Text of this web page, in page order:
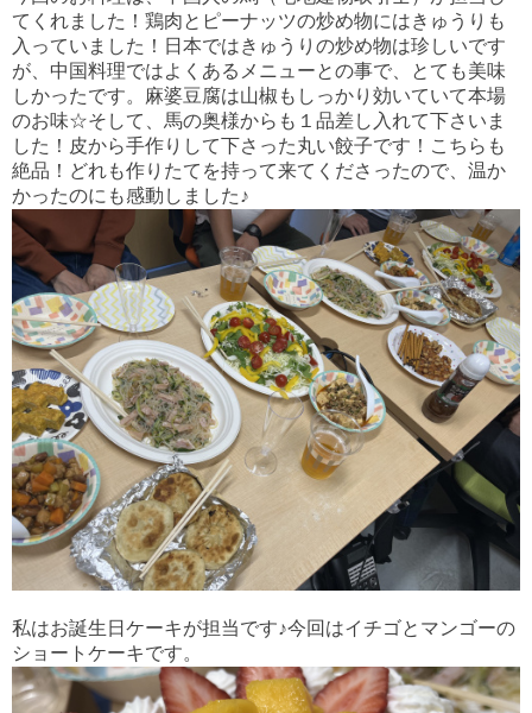
てくれました！鶏肉とピーナッツの炒め物にはきゅうりも
入っていました！日本ではきゅうりの炒め物は珍しいです
が、中国料理ではよくあるメニューとの事で、とても美味
しかったです。麻婆豆腐は山椒もしっかり効いていて本場
のお味☆そして、馬の奥様からも１品差し入れて下さいま
した！皮から手作りして下さった丸い餃子です！こちらも
絶品！どれも作りたてを持って来てくださったので、温か
かったのにも感動しました♪
私はお誕生日ケーキが担当です♪今回はイチゴとマンゴーの
ショートケーキです。